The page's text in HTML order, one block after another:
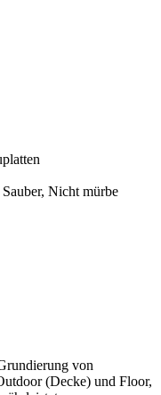
Nicht mürbe
von
(Decke) und Floor,